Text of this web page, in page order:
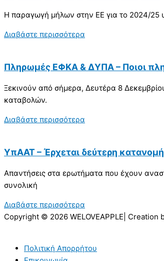
Η παραγωγή μήλων στην ΕΕ για το 2024/25
Διαβάστε περισσότερα
Πληρωμές ΕΦΚΑ & ΔΥΠΑ – Ποιοι
Ξεκινούν από σήμερα, Δευτέρα 8
καταβολών.
Διαβάστε περισσότερα
ΥπΑΑΤ – Έρχεται δεύτερη
Απαντήσεις στα ερωτήματα που έχουν
συνολική
Διαβάστε περισσότερα
Copyright © 2026 WELOVEAPPLE| Creation
Πολιτική Απορρήτου